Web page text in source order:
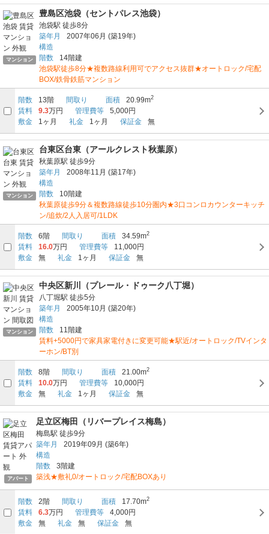
マンション
豊島区池袋（セントパレス池袋）
池袋駅 徒歩8分
築年月
2007年06月 (築19年)
構造
階数
14階建
池袋駅徒歩8分★複数路線利用可でアクセス抜群★オートロック/宅配
BOX/鉄骨鉄筋マンション
階数 13階 間取り 面積 20.99m2
賃料 9.3万円 管理費等
5,000円
敷金
1ヶ月 礼金 1ヶ月 保証金 無
マンション
台東区台東（アールクレスト秋葉原）
秋葉原駅 徒歩9分
築年月
2008年11月 (築17年)
構造
階数
10階建
秋葉原徒歩9分＆複数路線徒歩10分圏内★3口コンロカウンターキッチ
ン/追炊/2人入居可/1LDK
階数 6階 間取り 面積 34.59m2
賃料 16.0万円 管理費等
11,000円
敷金
無 礼金 1ヶ月 保証金 無
マンション
中央区新川（プレール・ドゥーク八丁堀）
八丁堀駅 徒歩5分
築年月
2005年10月 (築20年)
構造
階数
11階建
賃料+5000円で家具家電付きに変更可能★駅近/オートロック/TVインタ
ーホン/BT別
階数 8階 間取り 面積 21.00m2
賃料 10.0万円 管理費等
10,000円
敷金
無 礼金 1ヶ月 保証金 無
アパート
足立区梅田（リバープレイス梅島）
梅島駅 徒歩9分
築年月
2019年09月 (築6年)
構造
階数
3階建
築浅★敷礼0/オートロック/宅配BOXあり
階数 2階 間取り 面積 17.70m2
賃料 6.3万円 管理費等
4,000円
敷金
無 礼金 無 保証金 無